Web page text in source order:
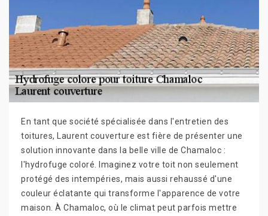
En tant que société spécialisée dans l'entretien des
toitures, Laurent couverture est fière de présenter une
solution innovante dans la belle ville de Chamaloc :
l'hydrofuge coloré. Imaginez votre toit non seulement
protégé des intempéries, mais aussi rehaussé d'une
couleur éclatante qui transforme l'apparence de votre
maison. À Chamaloc, où le climat peut parfois mettre